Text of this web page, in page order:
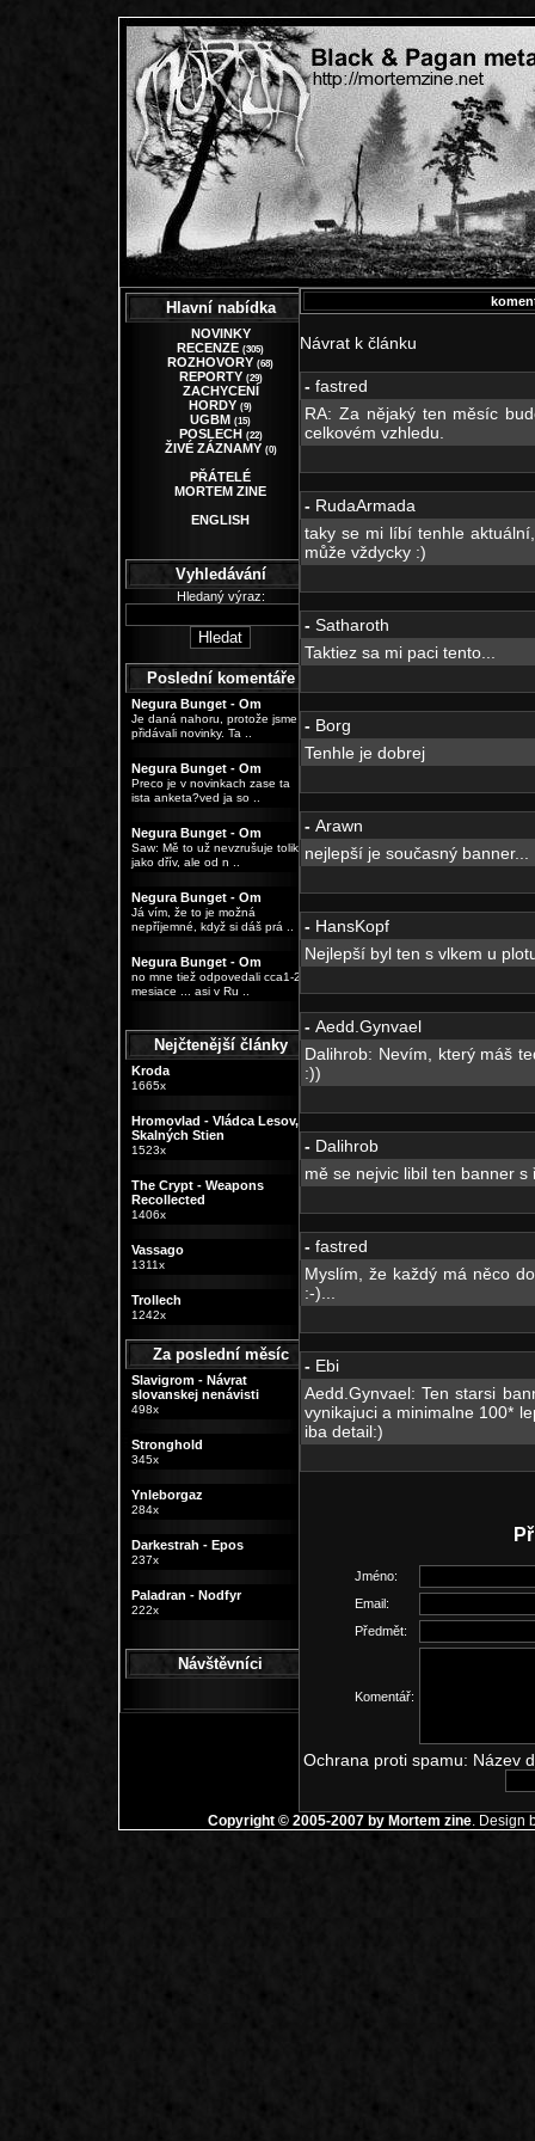
Hlavní nabídka
NOVINKY
RECENZE (305)
ROZHOVORY (68)
REPORTY (29)
ZACHYCENÍ
HORDY (9)
UGBM (15)
POSLECH (22)
ŽIVÉ ZÁZNAMY (0)
PŘÁTELÉ
MORTEM ZINE
ENGLISH
Vyhledávání
Hledaný výraz:
Poslední komentáře
Negura Bunget - Om
Je daná nahoru, protože jsme
přidávali novinky. Ta ..
Negura Bunget - Om
Preco je v novinkach zase ta
ista anketa?ved ja so ..
Negura Bunget - Om
Saw: Mě to už nevzrušuje tolik
jako dřív, ale od n ..
Negura Bunget - Om
Já vím, že to je možná
nepříjemné, když si dáš prá ..
Negura Bunget - Om
no mne tiež odpovedali cca1-2
mesiace ... asi v Ru ..
Nejčtenější články
Kroda
1665x
Hromovlad - Vládca Lesov,
Skalných Stien
1523x
The Crypt - Weapons
Recollected
1406x
Vassago
1311x
Trollech
1242x
Za poslední měsíc
Slavigrom - Návrat
slovanskej nenávisti
498x
Stronghold
345x
Ynleborgaz
284x
Darkestrah - Epos
237x
Paladran - Nodfyr
222x
Návštěvníci
Návrat k článku
- fastred
RA: Za nějaký ten měsíc
celkovém vzhledu.
- RudaArmada
taky se mi líbí tenhle
může vždycky :)
- Satharoth
Taktiez sa mi paci tento...
- Borg
Tenhle je dobrej
- Arawn
nejlepší je současný banner...
- HansKopf
Nejlepší byl ten s vlkem u
- Aedd.Gynvael
Dalihrob: Nevím, který máš
:))
- Dalihrob
mě se nejvic libil ten banner s
- fastred
Myslím, že každý má něco
:-)...
- Ebi
Aedd.Gynvael: Ten starsi
vynikajuci a minimalne 100*
iba detail:)
Jméno:
Email:
Předmět:
Komentář:
Ochrana proti spamu: Název
Copyright © 2005-2007 by Mortem zine. Design